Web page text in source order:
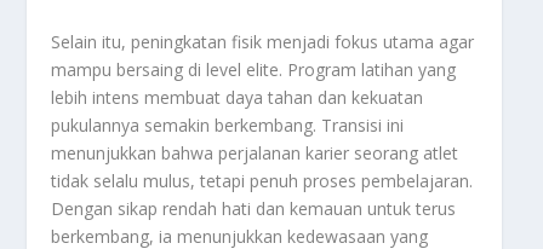
Selain itu, peningkatan fisik menjadi fokus utama agar
mampu bersaing di level elite. Program latihan yang
lebih intens membuat daya tahan dan kekuatan
pukulannya semakin berkembang. Transisi ini
menunjukkan bahwa perjalanan karier seorang atlet
tidak selalu mulus, tetapi penuh proses pembelajaran.
Dengan sikap rendah hati dan kemauan untuk terus
berkembang, ia menunjukkan kedewasaan yang